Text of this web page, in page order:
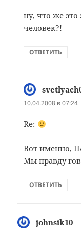
ну, что же это
человек?!
ОТВЕТИТЬ
10.04.2008 в 07:24
Re:
Вот именно,
Мы правду
ОТВЕТИТЬ
johnsik10